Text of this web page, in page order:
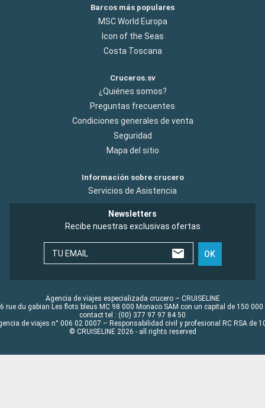
Barcos más populares
MSC World Europa
Icon of the Seas
Costa Toscana
Cruceros.sv
¿Quiénes somos?
Preguntas frecuentes
Condiciones generales de venta
Seguridad
Mapa del sitio
Información sobre crucero
Servicios de Asistencia
Newsletters
Recibe nuestras exclusivas ofertas
TU EMAIL OK
Agencia de viajes especializada crucero – CRUISELINE
rue du gabian Les flots bleus MC 98 000 Monaco SAM con un capital de 150 000
contact tel : (00) 377 97 97 84 50
de viajes n° 006 02 0007 – Responsabilidad civil y profesional RC RSA de
© CRUISELINE 2026 - all rights reserved